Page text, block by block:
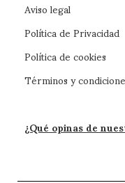
Aviso legal
Política de Privacidad
Política de cookies
Términos y
¿Qué opinas de